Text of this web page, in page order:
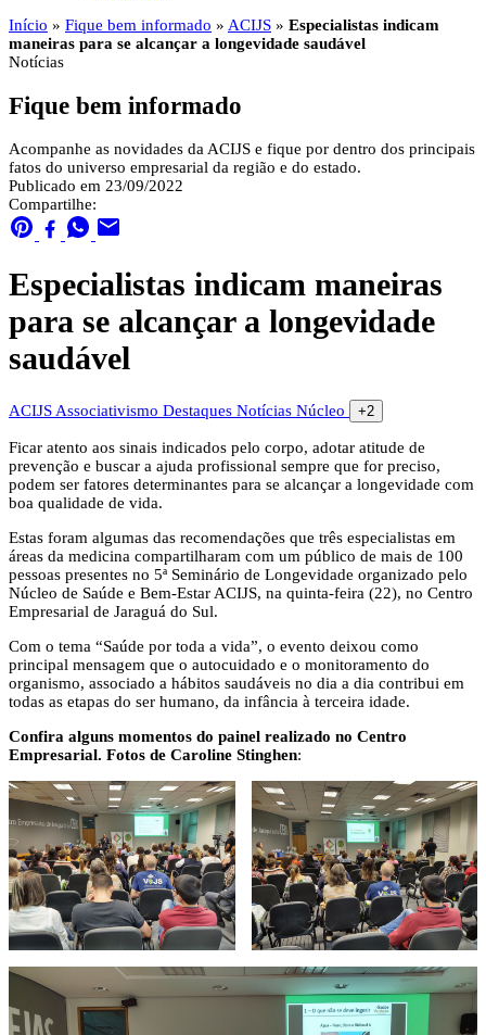
Início » Fique bem informado » ACIJS » Especialistas indicam
maneiras para se alcançar a longevidade saudável
Notícias
Fique bem informado
Acompanhe as novidades da ACIJS e fique por dentro dos principais
fatos do universo empresarial da região e do estado.
Publicado em 23/09/2022
Compartilhe:
Especialistas indicam maneiras
para se alcançar a longevidade
saudável
ACIJS Associativismo Destaques Notícias Núcleo +2
Ficar atento aos sinais indicados pelo corpo, adotar atitude de
prevenção e buscar a ajuda profissional sempre que for preciso,
podem ser fatores determinantes para se alcançar a longevidade com
boa qualidade de vida.
Estas foram algumas das recomendações que três especialistas em
áreas da medicina compartilharam com um público de mais de 100
pessoas presentes no 5ª Seminário de Longevidade organizado pelo
Núcleo de Saúde e Bem-Estar ACIJS, na quinta-feira (22), no Centro
Empresarial de Jaraguá do Sul.
Com o tema “Saúde por toda a vida”, o evento deixou como
principal mensagem que o autocuidado e o monitoramento do
organismo, associado a hábitos saudáveis no dia a dia contribui em
todas as etapas do ser humano, da infância à terceira idade.
Confira alguns momentos do painel realizado no Centro
Empresarial. Fotos de Caroline Stinghen: